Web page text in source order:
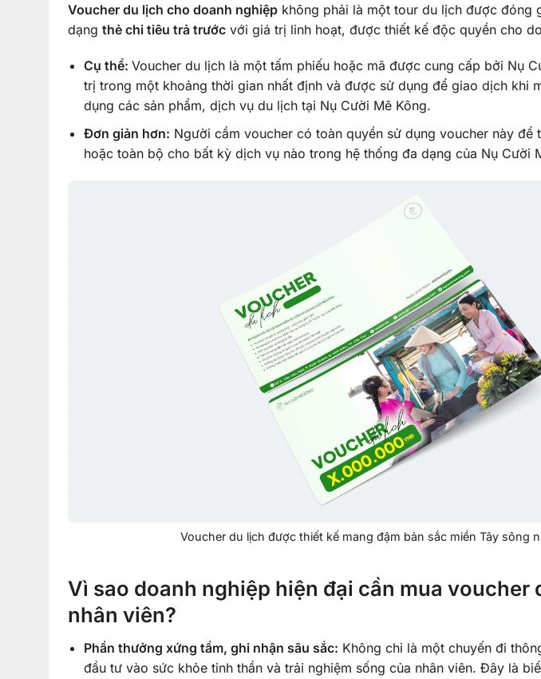
Voucher du lịch cho doanh nghiệpkhông phải là một tour du lịch được đóng
dạng thẻ chi tiêu trả trướcvới giá trị linh hoạt, được thiết kế độc quyền cho
Cụ thể:Voucher du lịch là một tấm phiếu hoặc mã được cung cấp bởi Nụ
trị trong một khoảng thời gian nhất định và được sử dụng để giao dịch khi
dụng các sản phẩm, dịch vụ du lịch tại Nụ Cười Mê Kông.
Đơn giản hơn: Người cầm voucher có toàn quyền sử dụng voucher này để
hoặc toàn bộ cho bất kỳ dịch vụ nào trong hệ thống đa dạng của Nụ Cười
Voucher du lịch được thiết kế mang đậm bản sắc miền Tây sông
Vì sao doanh nghiệp hiện đại cần mua voucher
nhân viên?
Phần thưởng xứng tầm, ghi nhận sâu sắc: Không chỉ là một chuyến đi
đầu tư vào sức khỏe tinh thần và trải nghiệm sống của nhân viên. Đây là